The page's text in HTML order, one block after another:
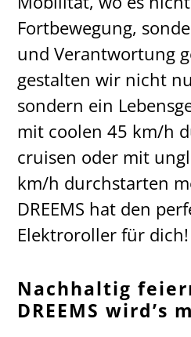
Fortbewegung,
und Verantwortung
gestalten wir nicht
sondern ein
mit coolen 45 km/h
cruisen oder mit
km/h durchstarten
DREEMS hat den
Elektroroller für dich!
Nachhaltig
DREEMS wird’s